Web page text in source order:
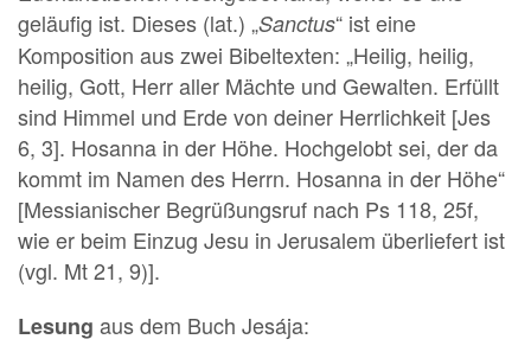
geläufig ist. Dieses (lat.) „Sanctus“ ist eine
Komposition aus zwei Bibeltexten: „Heilig, heilig,
heilig, Gott, Herr aller Mächte und Gewalten. Erfüllt
sind Himmel und Erde von deiner Herrlichkeit [Jes
6, 3]. Hosanna in der Höhe. Hochgelobt sei, der da
kommt im Namen des Herrn. Hosanna in der Höhe“
[Messianischer Begrüßungsruf nach Ps 118, 25f,
wie er beim Einzug Jesu in Jerusalem überliefert ist
(vgl. Mt 21, 9)].
Lesung aus dem Buch Jesája: